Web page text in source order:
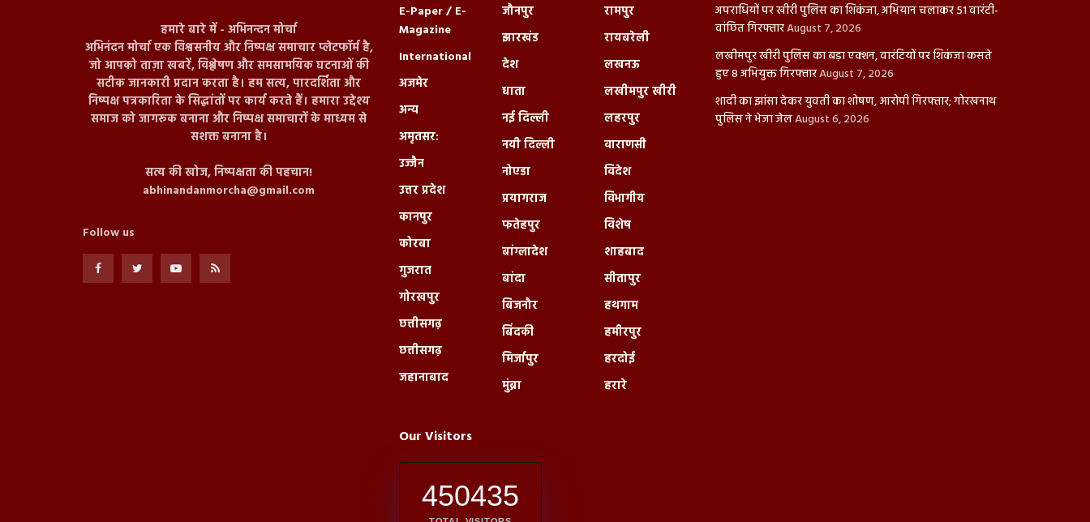
हमारे बारे में - अभिनन्दन मोर्चा
अभिनंदन मोर्चा एक विश्वसनीय और निष्पक्ष समाचार प्लेटफॉर्म है,
जो आपको ताज़ा खबरें, विश्लेषण और समसामयिक घटनाओं की
सटीक जानकारी प्रदान करता है। हम सत्य, पारदर्शिता और
निष्पक्ष पत्रकारिता के सिद्धांतों पर कार्य करते हैं। हमारा उद्देश्य
समाज को जागरूक बनाना और निष्पक्ष समाचारों के माध्यम से
सशक्त बनाना है।
सत्य की खोज, निष्पक्षता की पहचान!
abhinandanmorcha@gmail.com
Follow us
E-Paper / E-
Magazine
International
अजमेर
अन्य
अमृतसर:
उज्जैन
उत्तर प्रदेश
कानपुर
कोरबा
गुजरात
गोरखपुर
छत्तीसगढ़
छत्तीसगढ़
जहानाबाद
जौनपुर
झारखंड
देश
धाता
नई दिल्ली
नयी दिल्ली
नोएडा
प्रयागराज
फतेहपुर
बांग्लादेश
बांदा
बिजनौर
बिंदकी
मिर्जापुर
मुंब्रा
रामपुर
रायबरेली
लखनऊ
लखीमपुर खीरी
लहरपुर
वाराणसी
विदेश
विभागीय
विशेष
शाहबाद
सीतापुर
हथगाम
हमीरपुर
हरदोई
हरारे
Our Visitors
450435
अपराधियों पर खीरी पुलिस का शिकंजा, अभियान चलाकर 51 वारंटी-
वांछित गिरफ्तारAugust 7, 2026
लखीमपुर खीरी पुलिस का बड़ा एक्शन, वारंटियों पर शिकंजा कसते
हुए 8 अभियुक्त गिरफ्तारAugust 7, 2026
शादी का झांसा देकर युवती का शोषण, आरोपी गिरफ्तार; गोरखनाथ
पुलिस ने भेजा जेलAugust 6, 2026